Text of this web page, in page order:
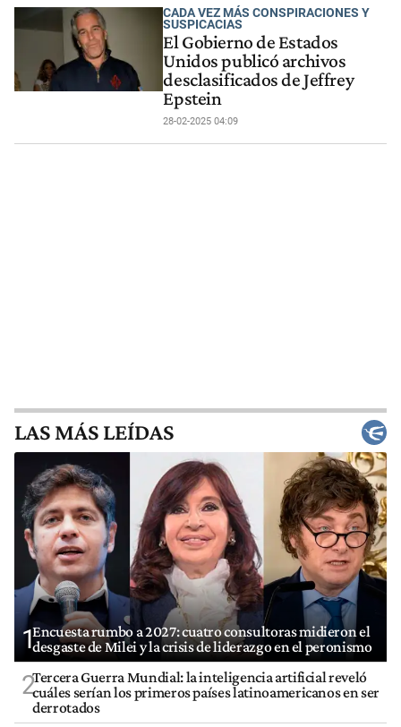
CADA VEZ MÁS CONSPIRACIONES Y
SUSPICACIAS
El Gobierno de Estados
Unidos publicó archivos
desclasificados de Jeffrey
Epstein
28-02-2025 04:09
LAS MÁS LEÍDAS
1Encuesta rumbo a 2027: cuatro consultoras midieron el
desgaste de Milei y la crisis de liderazgo en el peronismo
2Tercera Guerra Mundial: la inteligencia artificial reveló
cuáles serían los primeros países latinoamericanos en ser
derrotados